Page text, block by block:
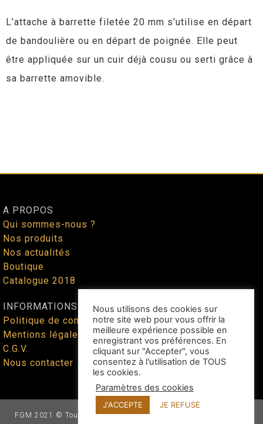
L’attache à barrette filetée 20 mm s’utilise en départ
de bandoulière ou en départ de poignée. Elle peut
être appliquée sur un cuir déjà cousu ou serti grâce à
sa barrette amovible.
A PROPOS
Qui sommes-nous ?
Nos produits
Nos actualités
Boutique
Catalogue 2018
INFORMATIONS
Politique de confidentialité
Mentions légales
C.G.V.
Nous contacter
FGM 2021 © Tous droits réservés - Site web façonné par
Nous utilisons des cookies sur
notre site web pour vous offrir la
meilleure expérience possible en
enregistrant vos préférences. En
cliquant sur "Accepter", vous
consentez à l'utilisation de TOUS
les cookies.
Paramètres des cookies
J'ACCEPTE JE REFUSE